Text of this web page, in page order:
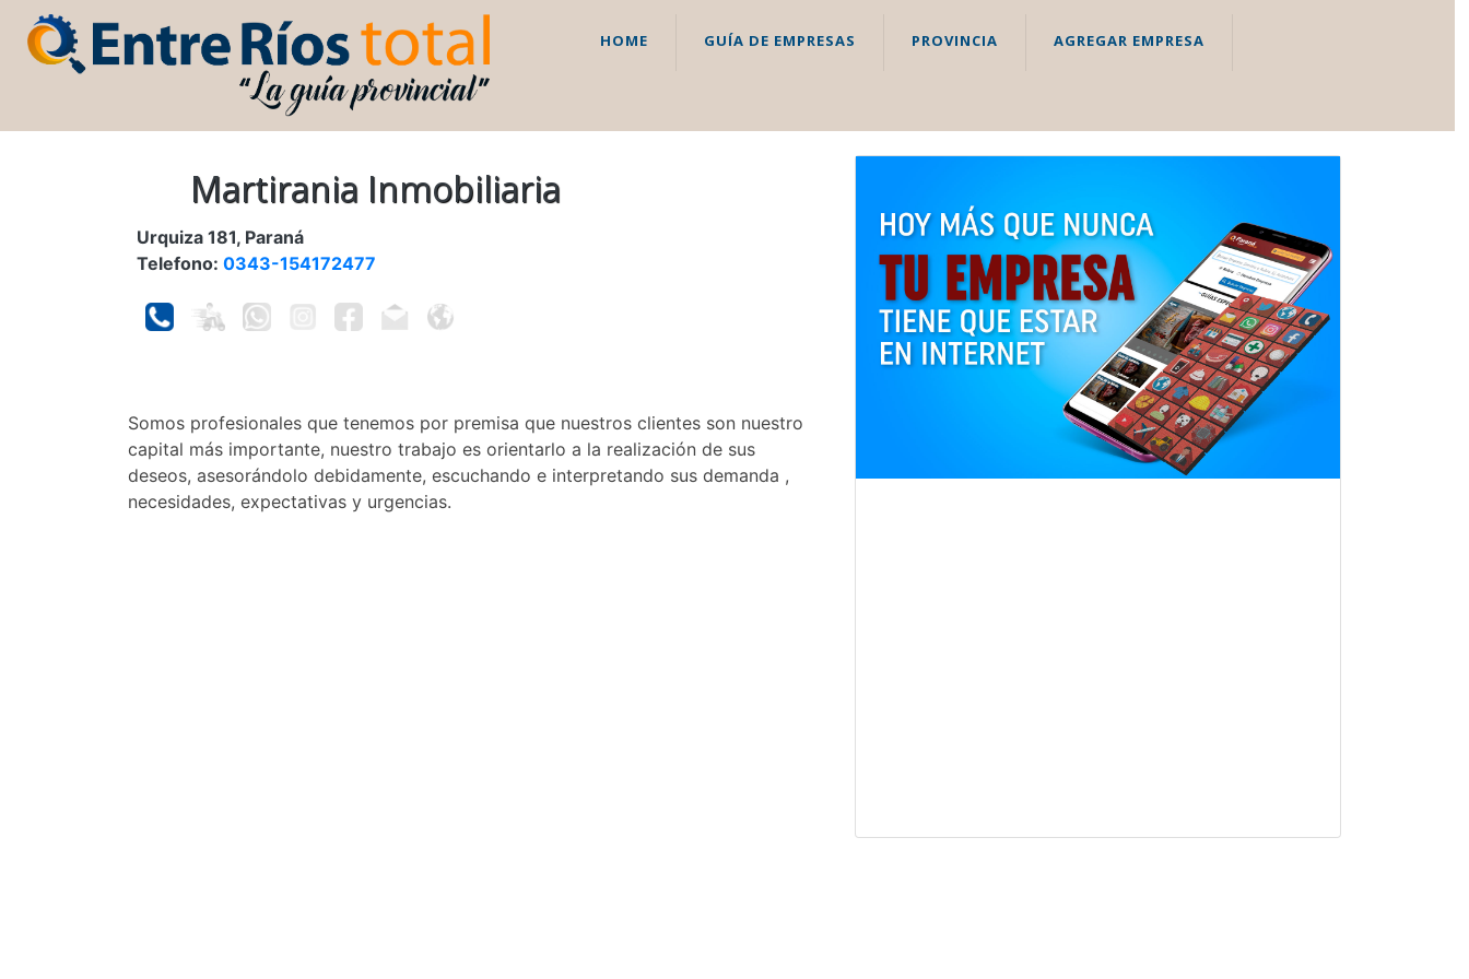
HOME GUÍA DE EMPRESAS PROVINCIA AGREGAR EMPRESA
Martirania Inmobiliaria
Urquiza 181, Paraná
Telefono: 0343-154172477
Somos profesionales que tenemos por premisa que nuestros clientes son nuestro
capital más importante, nuestro trabajo es orientarlo a la realización de sus
deseos, asesorándolo debidamente, escuchando e interpretando sus demanda ,
necesidades, expectativas y urgencias.